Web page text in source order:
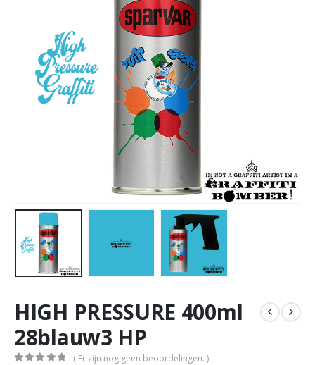
HIGH PRESSURE 400ml
28blauw3 HP
( Er zijn nog geen beoordelingen. )